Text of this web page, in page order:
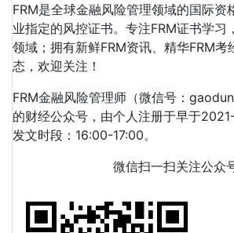
FRM是全球金融风险管理领域的国际资
业指定的风控证书。专注FRM证书学习
领域；拥有新鲜FRM资讯、精华FRM考
态，欢迎关注！
FRM金融风险管理师（微信号：
的财经公众号，由个人注册于早于
发文时段：16:00-17:00。
微信扫一扫关注公众